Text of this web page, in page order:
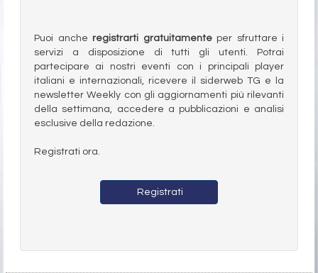
Puoi anche registrarti gratuitamenteper sfruttare i
servizi a disposizione di tutti gli utenti. Potrai
partecipare ai nostri eventi con i principali player
italiani e internazionali, ricevere il siderweb TG e la
newsletter Weekly con gli aggiornamenti più rilevanti
della settimana, accedere a pubblicazioni e analisi
esclusive della redazione.
Registrati ora.
Registrati